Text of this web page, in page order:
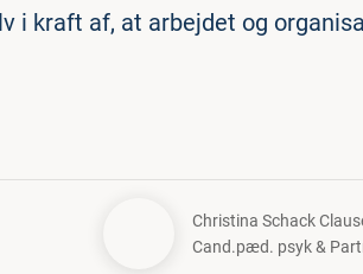
i kraft af, at arbejdet og
Christina Schack
Cand.pæd. psyk &